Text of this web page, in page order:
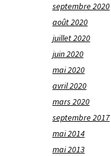
septembre 2020
août 2020
juillet 2020
juin 2020
mai 2020
avril 2020
mars 2020
septembre 2017
mai 2014
mai 2013